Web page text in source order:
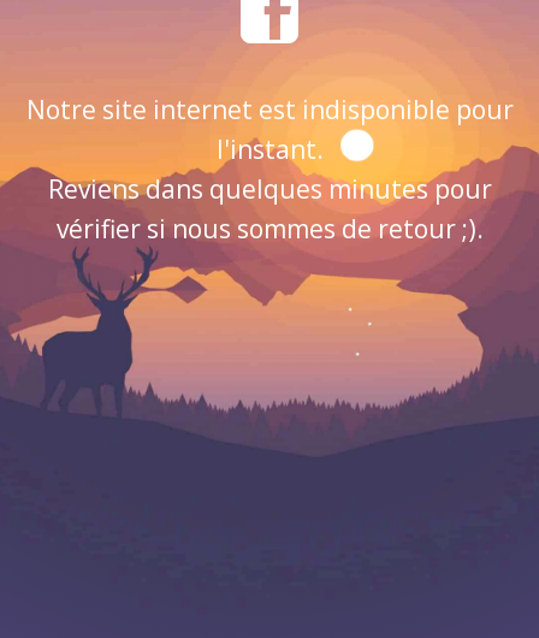
Notre site internet est indisponible pour
l'instant.
Reviens dans quelques minutes pour
vérifier si nous sommes de retour ;).